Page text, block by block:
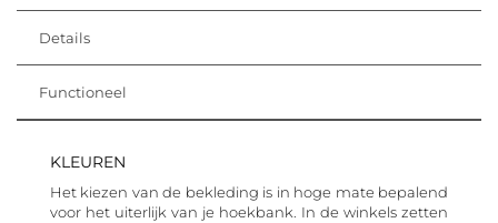
Details
Functioneel
KLEUREN
Het kiezen van de bekleding is in hoge mate bepalend
voor het uiterlijk van je hoekbank. In de winkels zetten